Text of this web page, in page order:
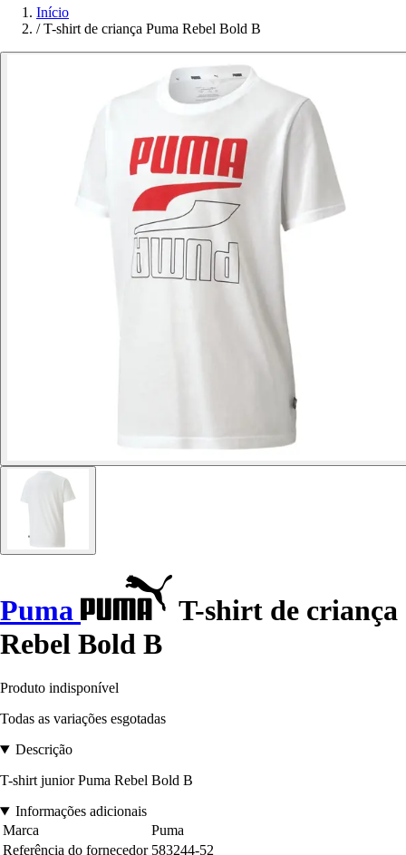
Início
/ T-shirt de criança Puma Rebel Bold B
Puma
T-shirt de criança
Rebel Bold B
Produto indisponível
Todas as variações esgotadas
Descrição
T-shirt junior Puma Rebel Bold B
Informações adicionais
Marca
Puma
Referência do fornecedor 583244-52